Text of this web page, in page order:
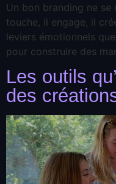
Un bon branding ne se
touche, il engage, il
leviers émotionnels
pour construire des
Les outils
des